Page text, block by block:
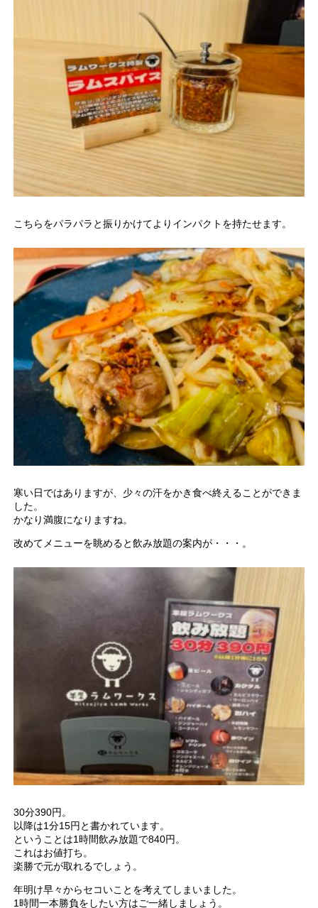
こちらをパラパラと振りかけてよりインパクトを持たせます。
寒い日ではありますが、少々の汗をかき食べ終えることができま
した。
かなり満腹になりますね。
改めてメニューを眺めると飲み放題の案内が・・・。
30分390円。
以降は1分15円と書かれています。
ということは1時間飲み放題で840円。
これはお値打ち。
楽勝で元が取れるでしょう。
年明け早々からセコいことを考えてしまいました。
1時間一本勝負をしたい方はご一緒しましょう。